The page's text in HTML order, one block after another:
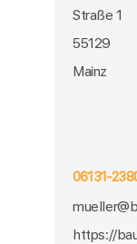
Straße 1
55129
Mainz
06131-
https://